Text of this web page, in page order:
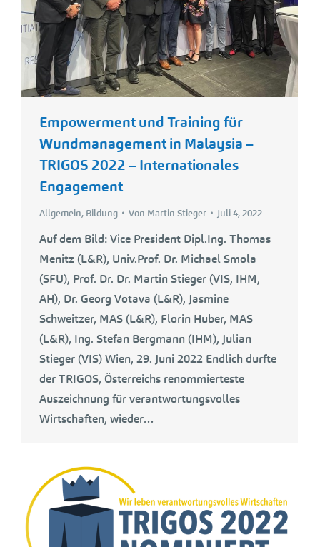
Empowerment und Training für
Wundmanagement in Malaysia –
TRIGOS 2022 – Internationales
Engagement
Allgemein, Bildung Von Martin Stieger Juli 4, 2022
Auf dem Bild: Vice President Dipl.Ing. Thomas
Menitz (L&R), Univ.Prof. Dr. Michael Smola
(SFU), Prof. Dr. Dr. Martin Stieger (VIS, IHM,
AH), Dr. Georg Votava (L&R), Jasmine
Schweitzer, MAS (L&R), Florin Huber, MAS
(L&R), Ing. Stefan Bergmann (IHM), Julian
Stieger (VIS) Wien, 29. Juni 2022 Endlich durfte
der TRIGOS, Österreichs renommierteste
Auszeichnung für verantwortungsvolles
Wirtschaften, wieder…